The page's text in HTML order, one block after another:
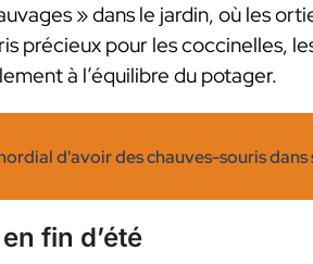
» dans le jardin, où les
précieux pour les coccinelles,
à l’équilibre du potager.
d'avoir des chauves-souris dans
fin d’été